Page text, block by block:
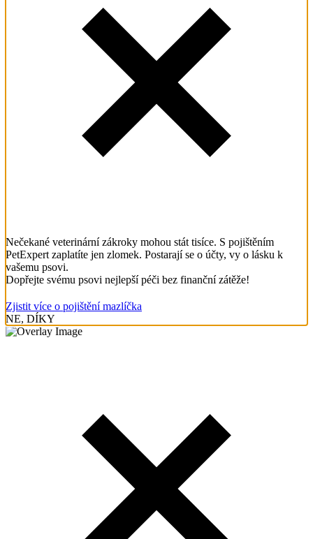
Nečekané veterinární zákroky mohou stát tisíce. S pojištěním
PetExpert zaplatíte jen zlomek. Postarají se o účty, vy o lásku k
vašemu psovi.
Dopřejte svému psovi nejlepší péči bez finanční zátěže!
Zjistit více o pojištění mazlíčka
NE, DÍKY